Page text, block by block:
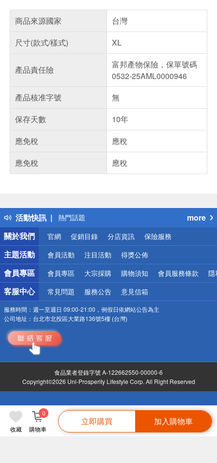
收藏 購物車
0
立即購買 加入購物車
商品來源國家
台灣
尺寸(款式/樣式)
XL
產品責任險
富邦產物保險，保單號碼
0532-25AML0000946
產品核准字號
無
保存天數
10年
應免稅
應稅
應免稅
應稅
活動快訊
得獎公告
熱門話題
銀行優惠
偏遠地區配送
詐騙網頁！請小心！
more
關於我們
官網 促銷目錄 分店資訊 保險服務
主題活動 會員活動 注目活動 得獎公佈
會員專區 會員專區 大宗採購 購物須知 會員服務條款 隱
客服中心 常見問題 服務公告 意見信箱
服務時間： 週一至週日 09:00-21:00，例假日依網站公告為主
公司地址： 台北市北投區大業路136號5樓 (台灣)
食品業者登錄字號 A-122662550-00000-6
Copyright©2026 Uni-Prosperity Lifestyle Corp. All Right Reserved